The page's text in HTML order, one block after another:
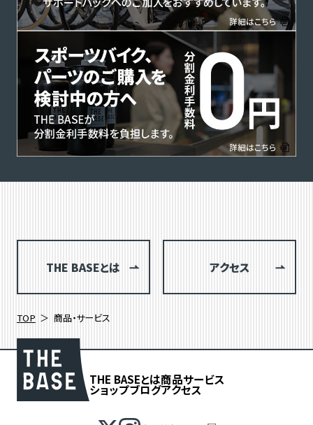
THE BASEとは アクセス
TOP 商品・サービス
THE BASEとは商品サービス
ショップブログアクセス